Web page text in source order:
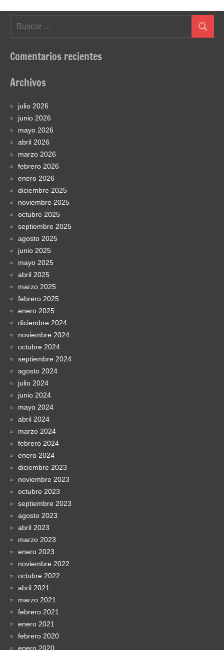
Buscar
Comentarios recientes
Archivos
julio 2026
junio 2026
mayo 2026
abril 2026
marzo 2026
febrero 2026
enero 2026
diciembre 2025
noviembre 2025
octubre 2025
septiembre 2025
agosto 2025
junio 2025
mayo 2025
abril 2025
marzo 2025
febrero 2025
enero 2025
diciembre 2024
noviembre 2024
octubre 2024
septiembre 2024
agosto 2024
julio 2024
junio 2024
mayo 2024
abril 2024
marzo 2024
febrero 2024
enero 2024
diciembre 2023
noviembre 2023
octubre 2023
septiembre 2023
agosto 2023
abril 2023
marzo 2023
enero 2023
noviembre 2022
octubre 2022
abril 2021
marzo 2021
febrero 2021
enero 2021
febrero 2020
enero 2020